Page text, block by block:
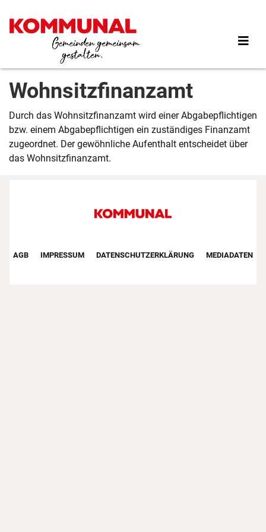
Inhalt
Wohnsitzfinanzamt
Durch das Wohnsitzfinanzamt wird einer Abgabepflichtigen
bzw. einem Abgabepflichtigen ein zuständiges Finanzamt
zugeordnet. Der gewöhnliche Aufenthalt entscheidet über
das Wohnsitzfinanzamt.
Footer First Navigation
AGB IMPRESSUM DATENSCHUTZERKLÄRUNG MEDIADATEN